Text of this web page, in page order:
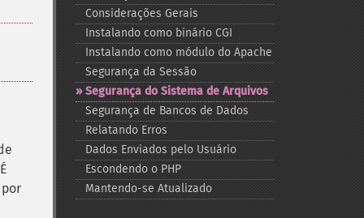
Considerações Gerais
Instalando como binário CGI
Instalando como módulo do Apache
Segurança da Sessão
Segurança do Sistema de Arquivos
Segurança de Bancos de Dados
Relatando Erros
Dados Enviados pelo Usuário
Escondendo o PHP
Mantendo-​se Atualizado